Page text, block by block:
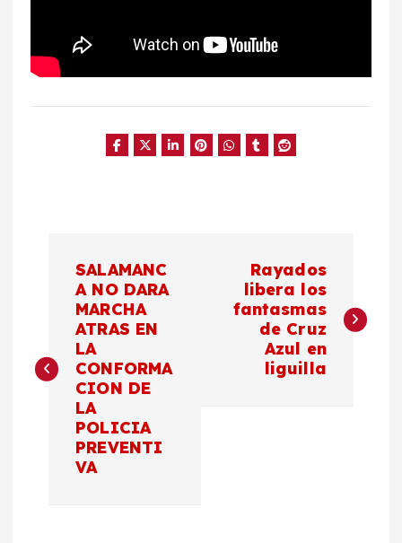
e
SALAMANC
A NO DARA
MARCHA
ATRAS EN
LA
CONFORMA
CION DE
LA
POLICIA
PREVENTI
VA
Rayados
libera los
fantasmas
de Cruz
Azul en
liguilla